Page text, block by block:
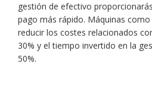
gestión de efectivo
pago más rápido. Máquinas como
reducir los costes relacionados
30% y el tiempo invertido en la
50%.